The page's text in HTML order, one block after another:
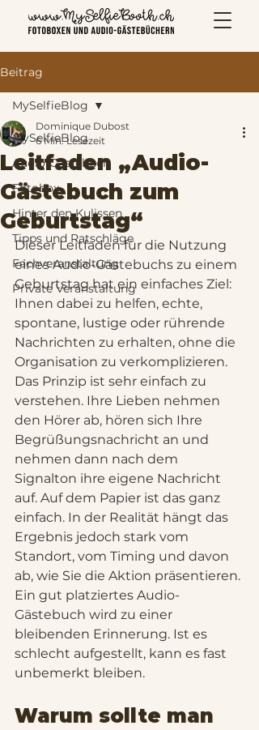
Beitrag
MySelfieBlog
Audio-Gästebuch
Fotobox
Hinter den Kulissen
Tipps und Ratschläge
Fachveranstaltung
Private Veranstaltung
MySelfieBlog
Leitfaden „Audio-
Gästebuch zum
Geburtstag“
Dominique Dubost
6 Min. Lesezeit
Dieser Leitfaden für die Nutzung
eines Audio-Gästebuchs zu einem
Geburtstag hat ein einfaches Ziel:
Ihnen dabei zu helfen, echte,
spontane, lustige oder rührende
Nachrichten zu erhalten, ohne die
Organisation zu verkomplizieren.
Das Prinzip ist sehr einfach zu
verstehen. Ihre Lieben nehmen
den Hörer ab, hören sich Ihre
Begrüßungsnachricht an und
nehmen dann nach dem
Signalton ihre eigene Nachricht
auf. Auf dem Papier ist das ganz
einfach. In der Realität hängt das
Ergebnis jedoch stark vom
Standort, vom Timing und davon
ab, wie Sie die Aktion präsentieren.
Ein gut platziertes Audio-
Gästebuch wird zu einer
bleibenden Erinnerung. Ist es
schlecht aufgestellt, kann es fast
unbemerkt bleiben.
Warum sollte man